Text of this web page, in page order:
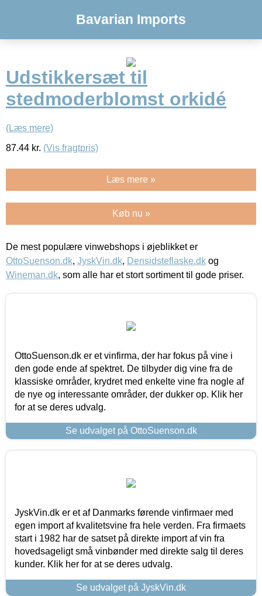
Bavarian Imports
Udstikkersæt til
stedmoderblomst orkidé
(Læs mere)
87.44 kr. (Vis fragtpris)
Læs mere »
Køb nu »
De mest populære vinwebshops i øjeblikket er
OttoSuenson.dk, JyskVin.dk, Densidsteflaske.dk og
Wineman.dk, som alle har et stort sortiment til gode priser.
OttoSuenson.dk er et vinfirma, der har fokus på vine i
den gode ende af spektret. De tilbyder dig vine fra de
klassiske områder, krydret med enkelte vine fra nogle af
de nye og interessante områder, der dukker op. Klik her
for at se deres udvalg.
Se udvalget på OttoSuenson.dk
JyskVin.dk er et af Danmarks førende vinfirmaer med
egen import af kvalitetsvine fra hele verden. Fra firmaets
start i 1982 har de satset på direkte import af vin fra
hovedsageligt små vinbønder med direkte salg til deres
kunder. Klik her for at se deres udvalg.
Se udvalget på JyskVin.dk